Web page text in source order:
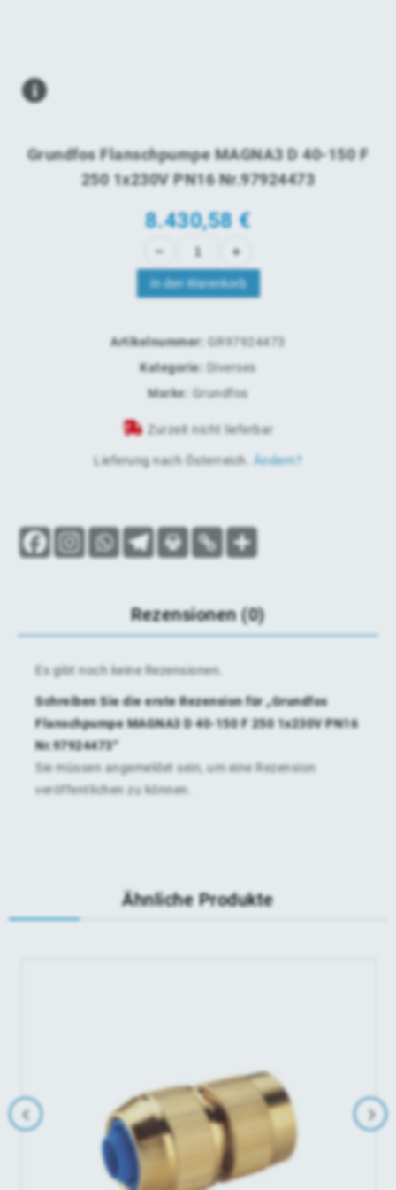
Grundfos Flanschpumpe MAGNA3 D 40-150 F
250 1x230V PN16 Nr.97924473
8.430,58€
In den Warenkorb
Artikelnummer:
GR97924473
Kategorie:
Diverses
Marke:
Grundfos
Zurzeit nicht lieferbar
Lieferung nach Österreich Ändern?
Rezensionen (0)
Es gibt noch keine Rezensionen.
Schreiben Sie die erste Rezension für „Grundfos
Flanschpumpe MAGNA3 D 40-150 F 250 1x230V PN16
Nr.97924473“
Sie müssen angemeldet sein, um eine Rezension
veröffentlichen zu können.
Ähnliche Produkte